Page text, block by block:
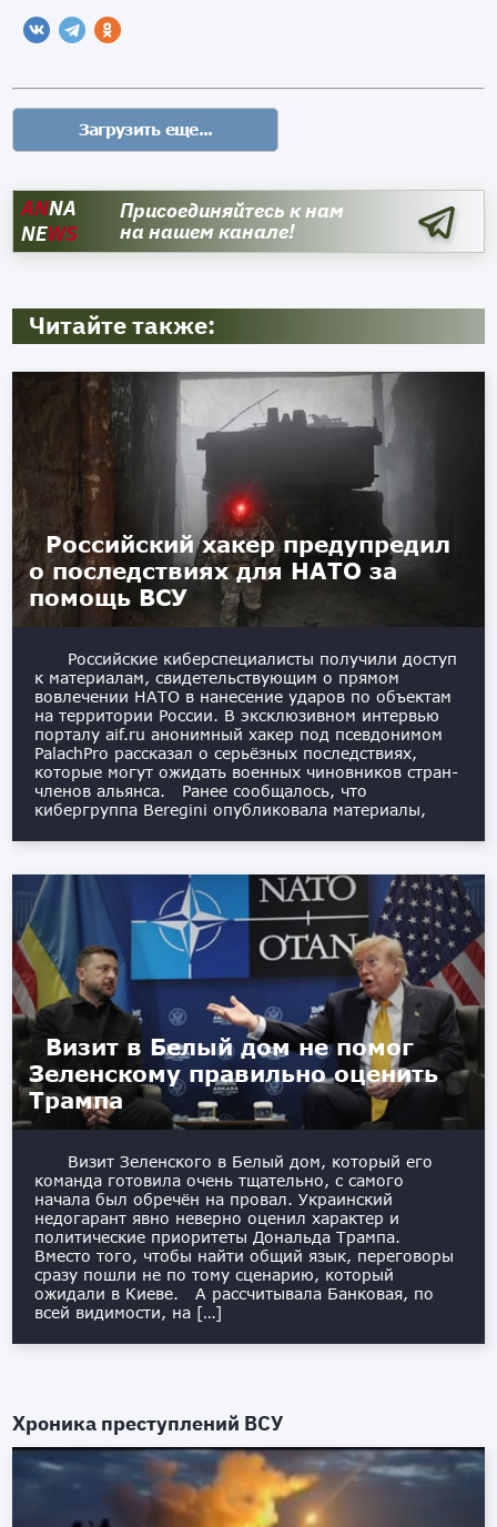
ANNA
NEWS
Присоединяйтесь к нам
на нашем канале!
Читайте также:
Российский хакер предупредил
о последствиях для НАТО за
помощь ВСУ
Российские киберспециалисты получили доступ
к материалам, свидетельствующим о прямом
вовлечении НАТО в нанесение ударов по объектам
на территории России. В эксклюзивном интервью
порталу aif.ru анонимный хакер под псевдонимом
PalachPro рассказал о серьёзных последствиях,
которые могут ожидать военных чиновников стран-
членов альянса. Ранее сообщалось, что
кибергруппа Beregini опубликовала материалы,
Визит в Белый дом не помог
Зеленскому правильно оценить
Трампа
Визит Зеленского в Белый дом, который его
команда готовила очень тщательно, с самого
начала был обречён на провал. Украинский
недогарант явно неверно оценил характер и
политические приоритеты Дональда Трампа.
Вместо того, чтобы найти общий язык, переговоры
сразу пошли не по тому сценарию, который
ожидали в Киеве. А рассчитывала Банковая, по
всей видимости, на […]
Хроника преступлений ВСУ